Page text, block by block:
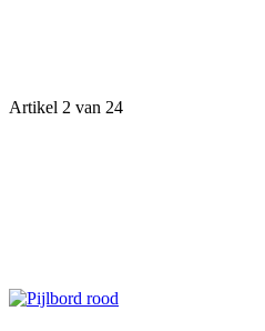
Artikel 2 van 24